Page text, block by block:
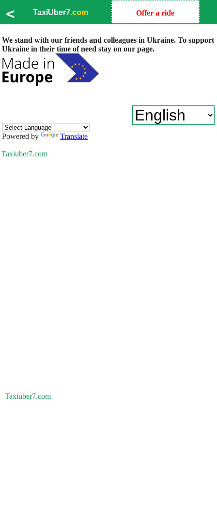
< TaxiUber7.com Offer a ride
We stand with our friends and colleagues in Ukraine. To support
Ukraine in their time of need stay on our page.
Powered by Translate
Taxiuber7.com
Taxiuber7.com